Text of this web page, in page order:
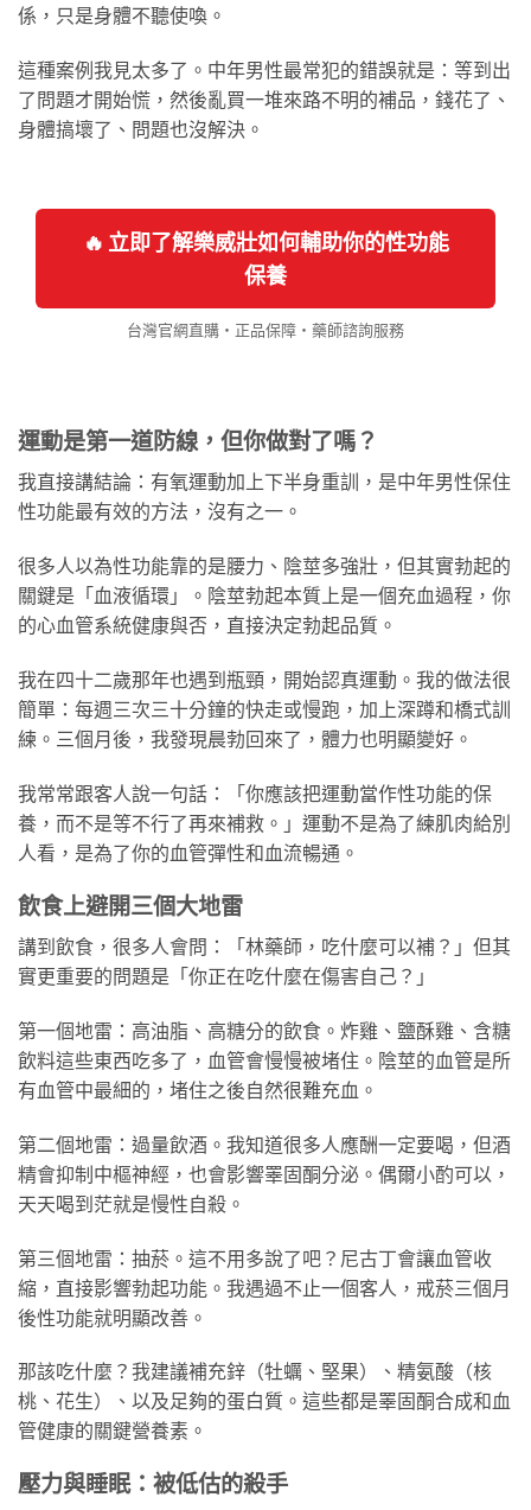
係，只是身體不聽使喚。
這種案例我見太多了。中年男性最常犯的錯誤就是：等到出
了問題才開始慌，然後亂買一堆來路不明的補品，錢花了、
身體搞壞了、問題也沒解決。
🔥 立即了解樂威壯如何輔助你的性功能
保養
台灣官網直購・正品保障・藥師諮詢服務
運動是第一道防線，但你做對了嗎？
我直接講結論：有氧運動加上下半身重訓，是中年男性保住
性功能最有效的方法，沒有之一。
很多人以為性功能靠的是腰力、陰莖多強壯，但其實勃起的
關鍵是「血液循環」。陰莖勃起本質上是一個充血過程，你
的心血管系統健康與否，直接決定勃起品質。
我在四十二歲那年也遇到瓶頸，開始認真運動。我的做法很
簡單：每週三次三十分鐘的快走或慢跑，加上深蹲和橋式訓
練。三個月後，我發現晨勃回來了，體力也明顯變好。
我常常跟客人說一句話：「你應該把運動當作性功能的保
養，而不是等不行了再來補救。」運動不是為了練肌肉給別
人看，是為了你的血管彈性和血流暢通。
飲食上避開三個大地雷
講到飲食，很多人會問：「林藥師，吃什麼可以補？」但其
實更重要的問題是「你正在吃什麼在傷害自己？」
第一個地雷：高油脂、高糖分的飲食。炸雞、鹽酥雞、含糖
飲料這些東西吃多了，血管會慢慢被堵住。陰莖的血管是所
有血管中最細的，堵住之後自然很難充血。
第二個地雷：過量飲酒。我知道很多人應酬一定要喝，但酒
精會抑制中樞神經，也會影響睪固酮分泌。偶爾小酌可以，
天天喝到茫就是慢性自殺。
第三個地雷：抽菸。這不用多說了吧？尼古丁會讓血管收
縮，直接影響勃起功能。我遇過不止一個客人，戒菸三個月
後性功能就明顯改善。
那該吃什麼？我建議補充鋅（牡蠣、堅果）、精氨酸（核
桃、花生）、以及足夠的蛋白質。這些都是睪固酮合成和血
管健康的關鍵營養素。
壓力與睡眠：被低估的殺手